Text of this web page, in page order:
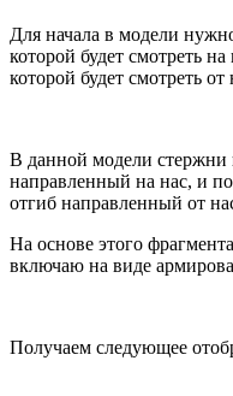
Для начала в модели
которой будет смотреть
которой будет смотреть от
В данной модели стержни
направленный на нас, и
отгиб направленный от
На основе этого
включаю на виде
Получаем следующее